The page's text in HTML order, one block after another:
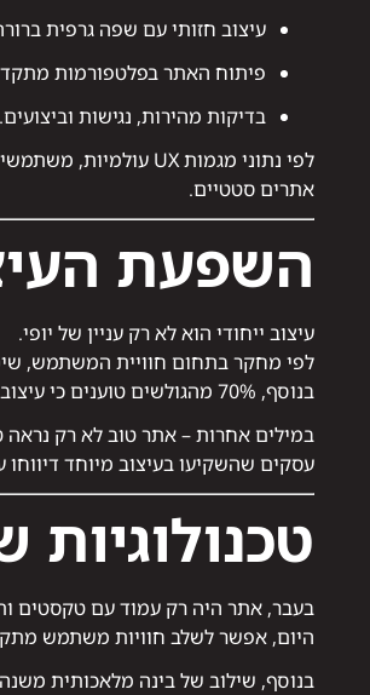
עיצוב חזותי עם שפה גרפית
פיתוח האתר בפלטפורמות
בדיקות מהירות, נגישות וביצועים.
אתרים סטטיים.
השפעת
עיצוב ייחודי הוא לא רק עניין של יופי.
לפי מחקר בתחום חוויית המשתמש,
בנוסף, 70% מהגולשים טוענים כי עיצוב האתר משפיע על החלטתם אם לרכוש מהמוצר או לעזוב את העמוד.
במילים אחרות – אתר טוב לא רק
עסקים שהשקיעו בעיצוב מיוחד
בעבר, אתר היה רק עמוד עם טקסטים
היום, אפשר לשלב חוויות משתמש
בנוסף, שילוב של בינה מלאכותית